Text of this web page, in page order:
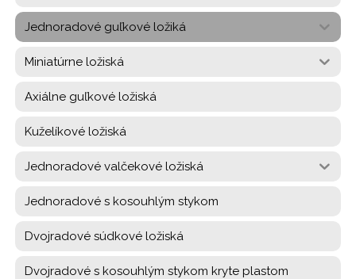
Jednoradové guľkové ložiká
Miniatúrne ložiská
Axiálne guľkové ložiská
Kuželíkové ložiská
Jednoradové valčekové ložiská
Jednoradové s kosouhlým stykom
Dvojradové súdkové ložiská
Dvojradové s kosouhlým stykom kryte plastom